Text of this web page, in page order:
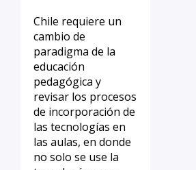
Chile requiere un
cambio de
paradigma de la
educación
pedagógica y
revisar los procesos
de incorporación de
las tecnologías en
las aulas, en donde
no solo se use la